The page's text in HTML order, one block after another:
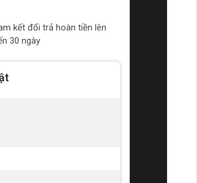
kết đổi trả hoàn tiền lên
30 ngày